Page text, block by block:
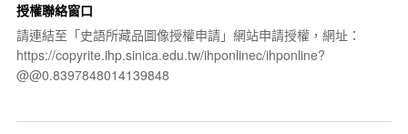
授權聯絡窗口
請連結至「史語所藏品圖像授權申請」網站申請授權，網址：
https://copyrite.ihp.sinica.edu.tw/ihponlinec/ihponline?
@@0.8397848014139848